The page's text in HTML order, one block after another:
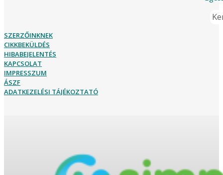
SZERZŐINKNEK
CIKKBEKÜLDÉS
HIBABEJELENTÉS
KAPCSOLAT
IMPRESSZUM
ÁSZF
ADATKEZELÉSI TÁJÉKOZTATÓ